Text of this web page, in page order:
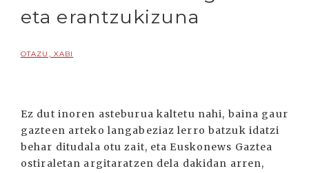
eta erantzukizuna
OTAZU, XABI
Ez dut inoren asteburua kaltetu nahi, baina gaur
gazteen arteko langabeziaz lerro batzuk idatzi
behar ditudala otu zait, eta Euskonews Gaztea
ostiraletan argitaratzen dela dakidan arren,